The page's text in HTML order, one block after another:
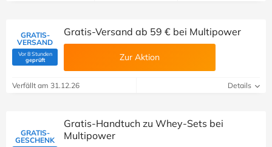
GRATIS-
VERSAND
Vor 8 Stunden
geprüft(Von Savoo geprüft)
Gratis-Versand ab 59 € bei Multipower
Zur Aktion
Verfällt am 31.12.26 Details
GRATIS-
GESCHENK
Gratis-Handtuch zu Whey-Sets bei
Multipower